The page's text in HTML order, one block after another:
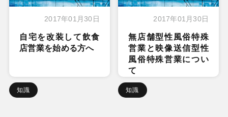
2017年01月30日
自宅を改装して飲食
店営業を始める方へ
知識
2017年01月30日
無店舗型性風俗特殊
営業と映像送信型性
風俗特殊営業につい
て
知識